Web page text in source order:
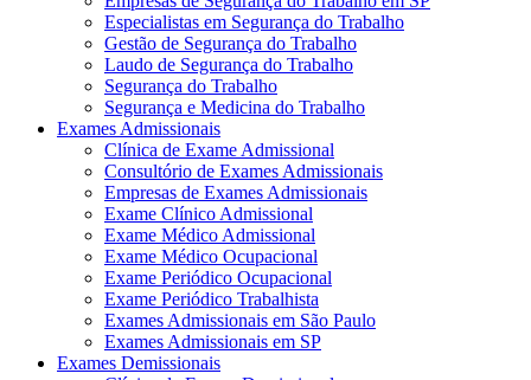
Especialistas em Segurança do Trabalho
Gestão de Segurança do Trabalho
Laudo de Segurança do Trabalho
Segurança do Trabalho
Segurança e Medicina do Trabalho
Exames Admissionais
Clínica de Exame Admissional
Consultório de Exames Admissionais
Empresas de Exames Admissionais
Exame Clínico Admissional
Exame Médico Admissional
Exame Médico Ocupacional
Exame Periódico Ocupacional
Exame Periódico Trabalhista
Exames Admissionais em São Paulo
Exames Admissionais em SP
Exames Demissionais